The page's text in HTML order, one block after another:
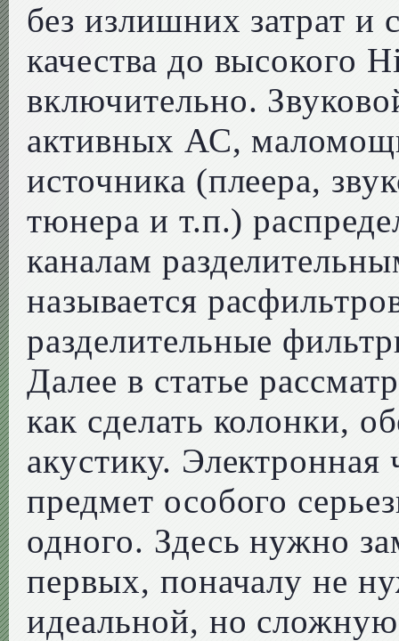
без излишних затрат и
качества до высокого
включительно.
активных АС,
источника (плеера,
тюнера и т.п.)
каналам
называется
разделительные
Далее в статье
как сделать колонки,
акустику. Электронная
предмет особого
одного. Здесь нужно
первых, поначалу не
идеальной, но